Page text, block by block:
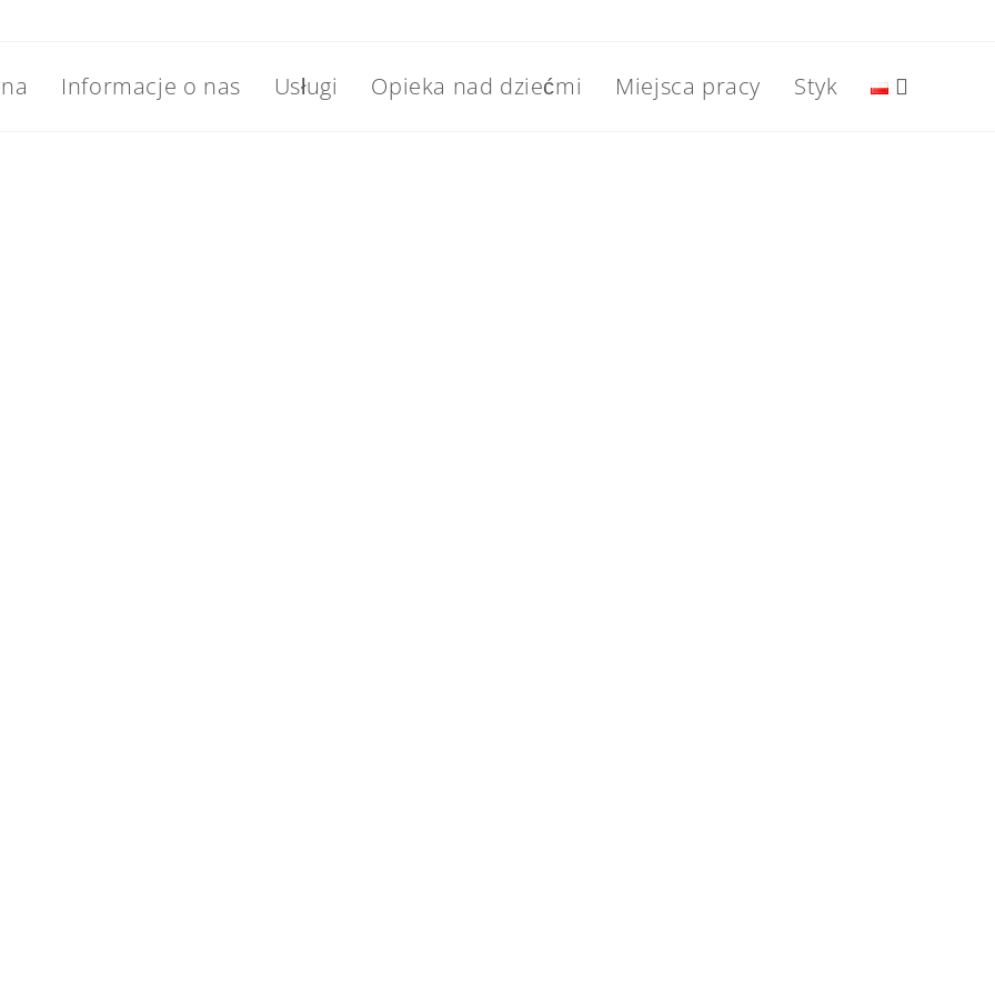
Informacje o nas Usługi Opieka nad dziećmi Miejsca pracy Styk